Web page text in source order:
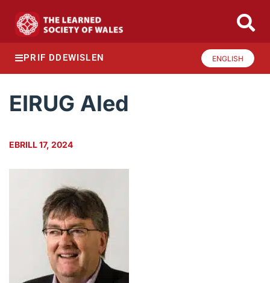
PRIF DDEWISLEN ENGLISH
EIRUG Aled
EBRILL 17, 2024